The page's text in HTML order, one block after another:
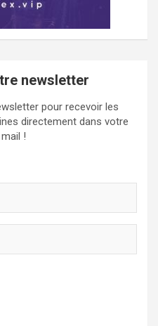
newsletter
pour recevoir les
directement dans votre
!